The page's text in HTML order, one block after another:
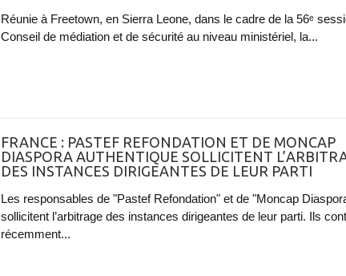
Réunie à Freetown, en Sierra Leone, dans le cadre de la 56ᵉ
Conseil de médiation et de sécurité au niveau ministériel, la...
FRANCE : PASTEF REFONDATION ET DE MONCAP
DIASPORA AUTHENTIQUE SOLLICITENT
DES INSTANCES DIRIGEANTES DE LEUR PARTI
Les responsables de "Pastef Refondation" et de "Moncap
sollicitent l’arbitrage des instances dirigeantes de leur parti. Ils
récemment...